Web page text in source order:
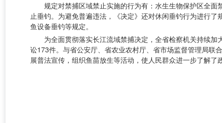
规定对禁捕区域禁止实施的行为有：水生生物保护区全
止垂钓。为避免普遍违法，《决定》还对休闲垂钓行为进行
鱼设备垂钓等规定。
为全面贯彻落实长江流域禁捕决定，全省检察机关持续
讼173件。与省公安厅、省农业农村厅、省市场监督管理局联
展普法宣传，组织鱼苗放生等活动，使人民群众进一步了解了